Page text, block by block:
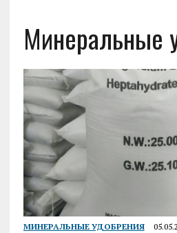
Минеральные
МИНЕРАЛЬНЫЕ УДОБРЕНИЯ